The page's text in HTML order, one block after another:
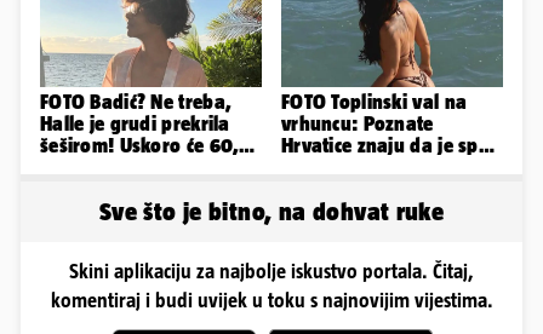
FOTO Badić? Ne treba,
Halle je grudi prekrila
šeširom! Uskoro će 60,
FOTO Toplinski val na
vrhuncu: Poznate
Hrvatice znaju da je spas
Sve što je bitno, na dohvat ruke
Skini aplikaciju za najbolje iskustvo portala. Čitaj,
komentiraj i budi uvijek u toku s najnovijim vijestima.